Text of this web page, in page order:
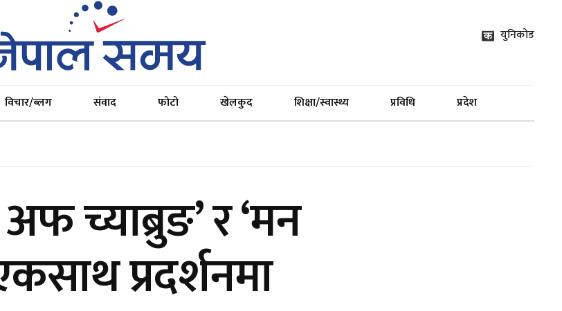
युनिकोड
विचार/ब्लग संवाद फोटो खेलकुद शिक्षा/स्वास्थ्य प्रविधि प्रदेश
च्याब्रुङ’ र ‘मन
प्रदर्शनमा